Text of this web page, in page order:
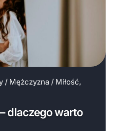
/ Mężczyzna / Miłość,
dlaczego warto